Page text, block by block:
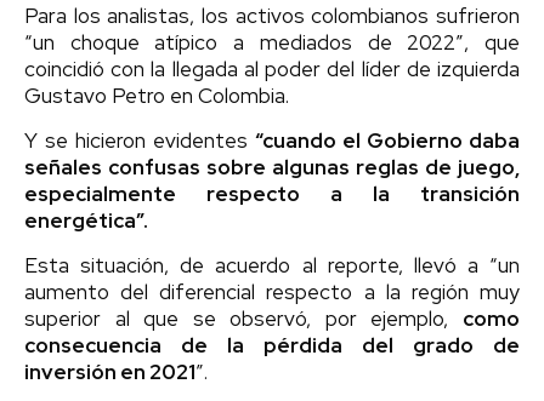
Para los analistas, los activos colombianos sufrieron
“un choque atípico a mediados de 2022″, que
coincidió con la llegada al poder del líder de izquierda
Gustavo Petro en Colombia.
Y se hicieron evidentes “cuando el Gobierno daba
señales confusas sobre algunas reglas de juego,
especialmente respecto a la transición
energética”.
Esta situación, de acuerdo al reporte, llevó a “un
aumento del diferencial respecto a la región muy
superior al que se observó, por ejemplo, como
consecuencia de la pérdida del grado de
inversión en 2021″.